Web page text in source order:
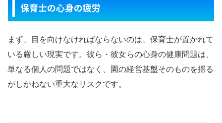
保育士の心身の疲労
まず、目を向けなければならないのは、保育士が置かれて
いる厳しい現実です。彼ら・彼女らの心身の健康問題は、
単なる個人の問題ではなく、園の経営基盤そのものを揺る
がしかねない重大なリスクです。